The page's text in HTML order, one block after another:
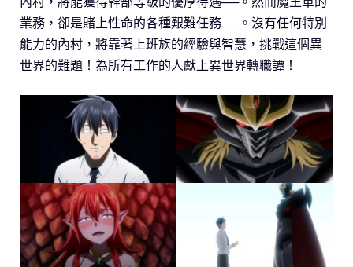
業務，卻是賭上性命的各種艱難任務……。沒有任何特別
能力的內村，將靠著上班族的經驗與智慧，挑戰這個異
世界的難題！為所有工作的人獻上異世界轉職譚！